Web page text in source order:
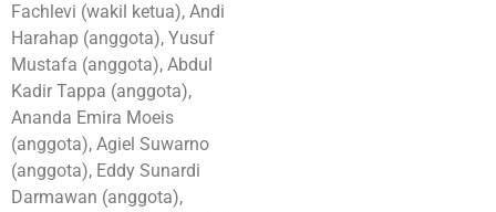
Fachlevi (wakil ketua), Andi
Harahap (anggota), Yusuf
Mustafa (anggota), Abdul
Kadir Tappa (anggota),
Ananda Emira Moeis
(anggota), Agiel Suwarno
(anggota), Eddy Sunardi
Darmawan (anggota),